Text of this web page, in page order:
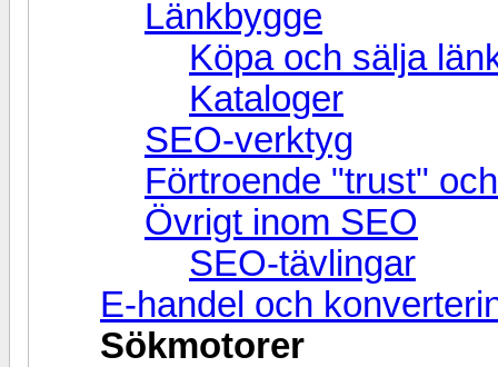
Länkbygge
Köpa och sälja
Kataloger
SEO-verktyg
Förtroende "trust"
Övrigt inom SEO
SEO-tävlingar
E-handel och
Sökmotorer